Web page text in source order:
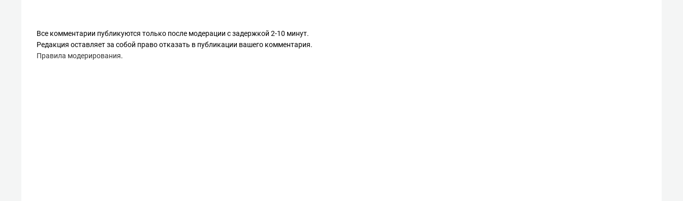
Все комментарии публикуются только после модерации с задержкой 2-10 минут.
Редакция оставляет за собой право отказать в публикации вашего комментария.
Правила модерирования.